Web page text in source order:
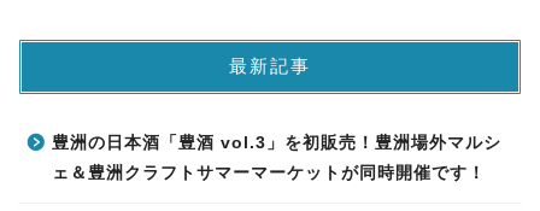
最新記事
豊洲の日本酒「豊酒 vol.3」を初販売！豊洲場外マルシ
ェ＆豊洲クラフトサマーマーケットが同時開催です！